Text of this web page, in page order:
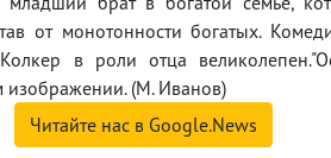
от монотонности богатых.
в роли отца
изображении. (М. Иванов)
Читайте нас в Google.News